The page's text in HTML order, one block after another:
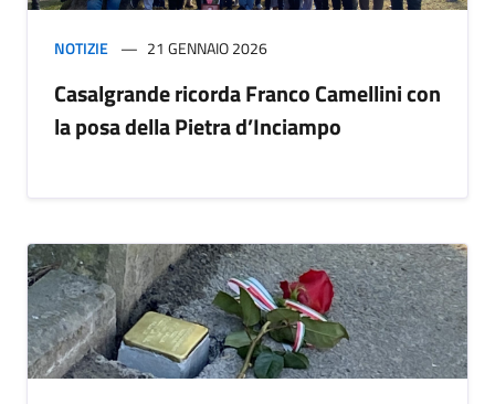
NOTIZIE 21 GENNAIO 2026
Casalgrande ricorda Franco Camellini con
la posa della Pietra d’Inciampo